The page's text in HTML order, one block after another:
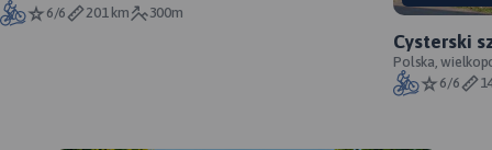
zaznaczono miejscowości,
6/6 201 km 300m
Cysterski
Polska,
6/6